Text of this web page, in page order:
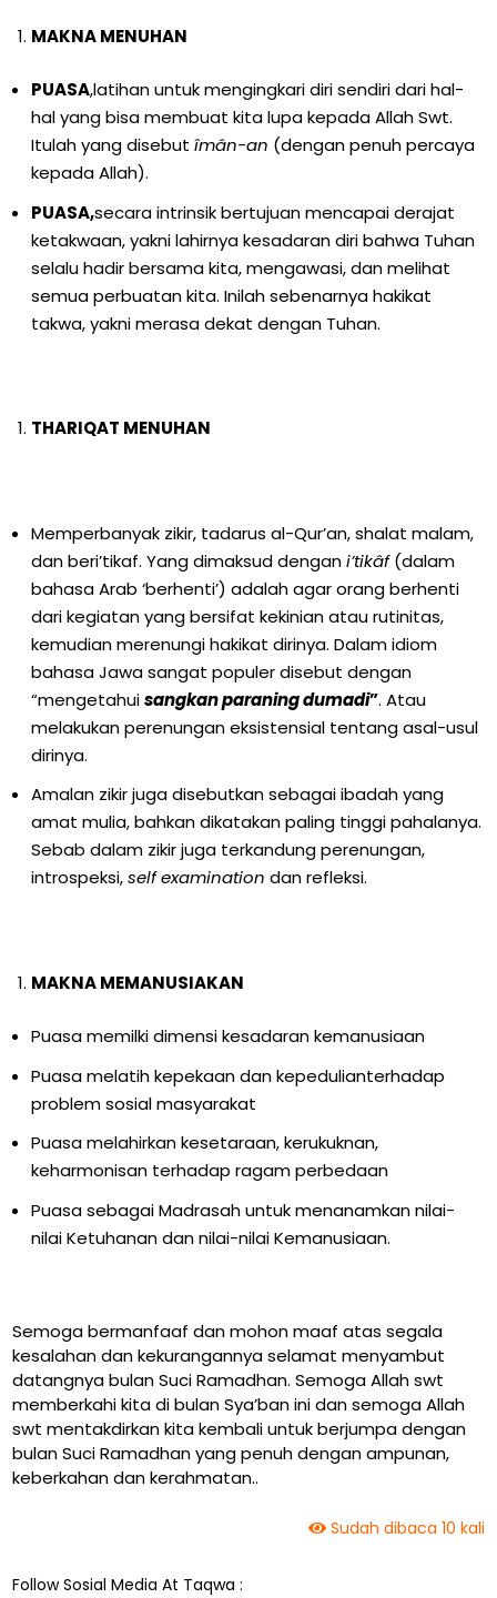
MAKNA MENUHAN
PUASA,latihan untuk mengingkari diri sendiri dari hal-
hal yang bisa membuat kita lupa kepada Allah Swt.
Itulah yang disebutîmân-an (dengan penuh percaya
kepada Allah).
PUASA,secara intrinsik bertujuan mencapai derajat
ketakwaan, yakni lahirnya kesadaran diri bahwa Tuhan
selalu hadir bersama kita, mengawasi, dan melihat
semua perbuatan kita. Inilah sebenarnya hakikat
takwa, yakni merasa dekat dengan Tuhan.
THARIQAT MENUHAN
Memperbanyak zikir, tadarus al-Qur’an, shalat malam,
dan beri’tikaf. Yang dimaksud dengani’tikâf(dalam
bahasa Arab ‘berhenti’) adalah agar orang berhenti
dari kegiatan yang bersifat kekinian atau rutinitas,
kemudian merenungi hakikat dirinya. Dalam idiom
bahasa Jawa sangat populer disebut dengan
“mengetahuisangkan paraning dumadi”. Atau
melakukan perenungan eksistensial tentang asal-usul
dirinya.
Amalan zikir juga disebutkan sebagai ibadah yang
amat mulia, bahkan dikatakan paling tinggi pahalanya.
Sebab dalam zikir juga terkandung perenungan,
introspeksi,self examination dan refleksi.
MAKNA MEMANUSIAKAN
Puasa memilki dimensi kesadaran kemanusiaan
Puasa melatih kepekaan dan kepedulianterhadap
problem sosial masyarakat
Puasa melahirkan kesetaraan, kerukuknan,
keharmonisan terhadap ragam perbedaan
Puasa sebagai Madrasah untuk menanamkan nilai-
nilai Ketuhanan dan nilai-nilai Kemanusiaan.
Semoga bermanfaaf dan mohon maaf atas segala
kesalahan dan kekurangannya selamat menyambut
datangnya bulan Suci Ramadhan. Semoga Allah swt
memberkahi kita di bulan Sya’ban ini dan semoga Allah
swt mentakdirkan kita kembali untuk berjumpa dengan
bulan Suci Ramadhan yang penuh dengan ampunan,
keberkahan dan kerahmatan..
Sudah dibaca 10 kali
Follow Sosial Media At Taqwa :